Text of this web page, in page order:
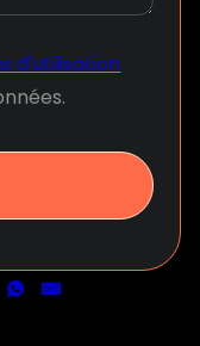
d'utilisation